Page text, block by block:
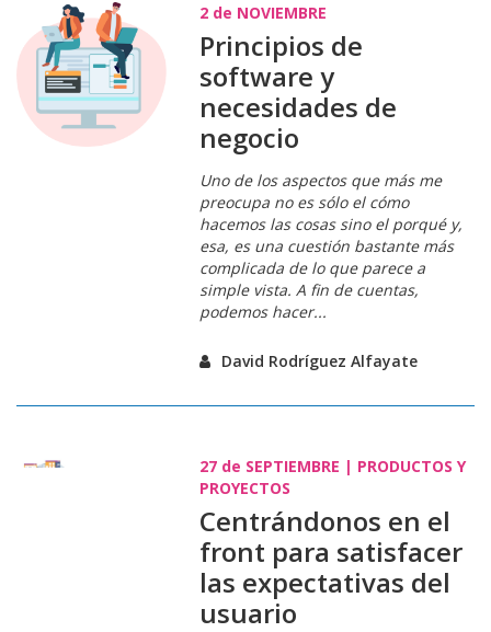
2 de NOVIEMBRE
Principios de
software y
necesidades de
negocio
Uno de los aspectos que más me
preocupa no es sólo el cómo
hacemos las cosas sino el porqué y,
esa, es una cuestión bastante más
complicada de lo que parece a
simple vista. A fin de cuentas,
podemos hacer...
David Rodríguez Alfayate
27 de SEPTIEMBRE | PRODUCTOS Y
PROYECTOS
Centrándonos en el
front para satisfacer
las expectativas del
usuario